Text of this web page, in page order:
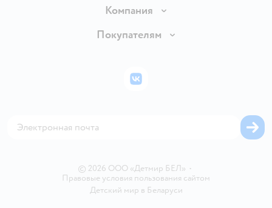
Доставка и оплата
Правила продажи
Политика использования файлов cookie
Компания
Вакансии
Покупателям
Бонусные карты
© 2026 ООО «Детмир БЕЛ» •
Правовые условия пользования сайтом
Детский мир в Беларуси
ВКонтакте